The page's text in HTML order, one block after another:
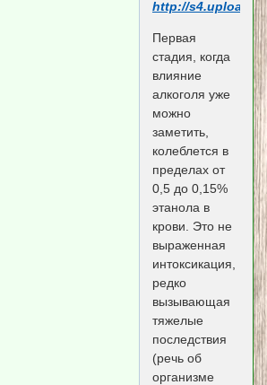
Первая
стадия, когда
влияние
алкоголя уже
можно
заметить,
колеблется в
пределах от
0,5 до 0,15%
этанола в
крови. Это не
выраженная
интоксикация,
редко
вызывающая
тяжелые
последствия
(речь об
организме